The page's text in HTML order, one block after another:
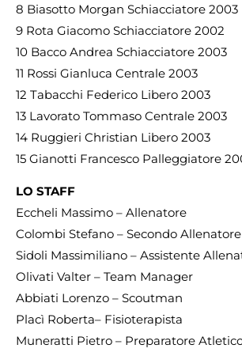
8 Biasotto Morgan Schiacciatore 2003
9 Rota Giacomo Schiacciatore 2002
10 Bacco Andrea Schiacciatore 2003
11 Rossi Gianluca Centrale 2003
12 Tabacchi Federico Libero 2003
13 Lavorato Tommaso Centrale 2003
14 Ruggieri Christian Libero 2003
15 Gianotti Francesco Palleggiatore
LO STAFF
Eccheli Massimo – Allenatore
Colombi Stefano – Secondo Allenatore
Sidoli Massimiliano – Assistente
Olivati Valter – Team Manager
Abbiati Lorenzo – Scoutman
Placì Roberta– Fisioterapista
Muneratti Pietro – Preparatore